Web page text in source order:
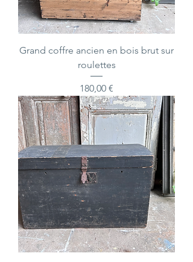
Grand coffre ancien en bois brut sur
roulettes
Prix
180,00 €